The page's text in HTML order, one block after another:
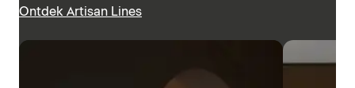
Ontdek Artisan Lines